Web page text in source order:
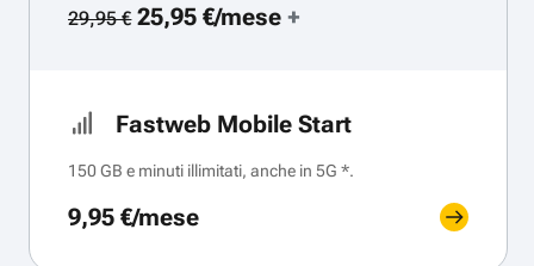
29,95 €25,95 €/mese+
Fastweb Mobile Start
150 GB e minuti illimitati, anche in 5G *.
9,95 €/mese